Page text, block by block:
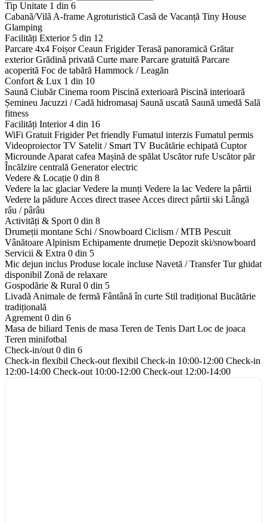
Tip Unitate 1 din 6
Cabanã/Vilã A-frame Agroturisticã Casã de Vacanță Tiny House
Glamping
Facilități Exterior 5 din 12
Parcare 4x4 Foișor Ceaun Frigider Terasă panoramică Grătar
exterior Grădină privată Curte mare Parcare gratuită Parcare
acoperită Foc de tabără Hammock / Leagăn
Confort & Lux 1 din 10
Saună Ciubăr Cinema room Piscină exterioară Piscină interioară
Șemineu Jacuzzi / Cadă hidromasaj Saună uscată Saună umedă Sală
fitness
Facilități Interior4 din 16
WiFi Gratuit Frigider Pet friendly Fumatul interzis Fumatul permis
Videoproiector TV Satelit / Smart TV Bucătărie echipată Cuptor
Microunde Aparat cafea Mașină de spălat Uscător rufe Uscător păr
Încălzire centrală Generator electric
Vedere & Locație 0 din 8
Vedere la lac glaciar Vedere la munți Vedere la lac Vedere la pârtii
Vedere la pădure Acces direct trasee Acces direct pârtii ski Lângă
râu / pârâu
Activități & Sport 0 din 8
Drumeții montane Schi / Snowboard Ciclism / MTB Pescuit
Vânătoare Alpinism Echipamente drumeție Depozit ski/snowboard
Servicii & Extra 0 din 5
Mic dejun inclus Produse locale incluse Navetă / Transfer Tur ghidat
disponibil Zonă de relaxare
Gospodărie & Rural 0 din 5
Livadă Animale de fermă Fântână în curte Stil tradițional Bucătărie
tradițională
Agrement 0 din 6
Masa de biliard Tenis de masa Teren de Tenis Dart Loc de joaca
Teren minifotbal
Check-in/out 0 din 6
Check-in flexibil Check-out flexibil Check-in 10:00-12:00 Check-in
12:00-14:00 Check-out 10:00-12:00 Check-out 12:00-14:00